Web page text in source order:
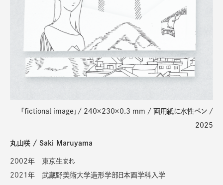
「fictional image」/ 240×230×0.3 mm / 画用紙に水性ペン /
2025
丸山咲 / Saki Maruyama
2002年 東京生まれ
2021年 武蔵野美術大学造形学部日本画学科入学